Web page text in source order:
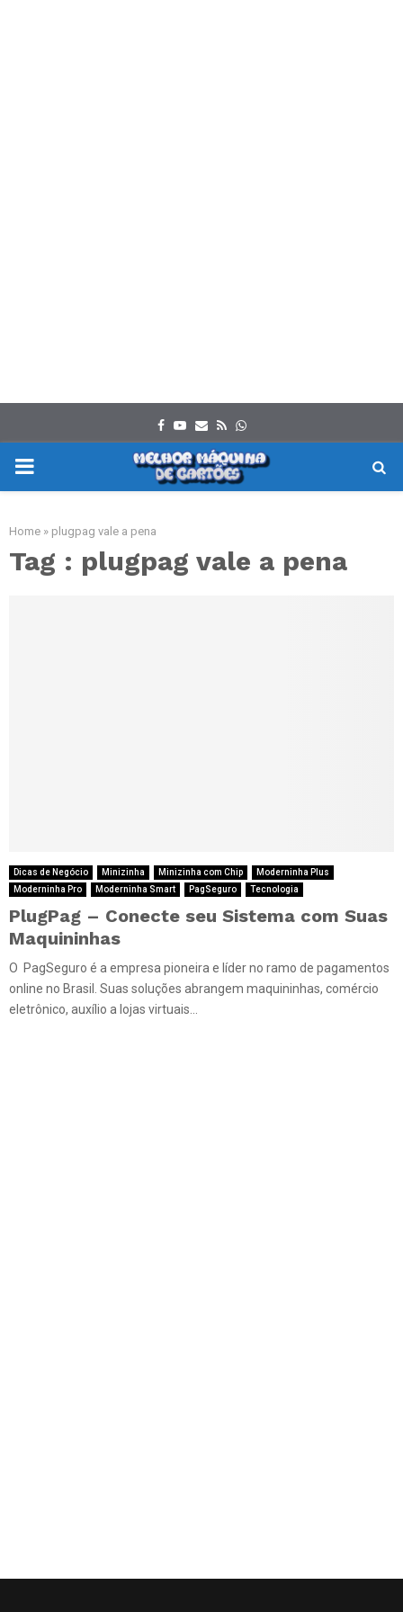
Facebook
Youtube
Email
RssWhatsapp
PRIMARY
Home » plugpag vale a pena
Tag : plugpag vale a pena
Dicas de Negócio Minizinha Minizinha com Chip
Moderninha Plus
Moderninha Pro
Moderninha Smart PagSeguro Tecnologia
PlugPag – Conecte seu Sistema com Suas
Maquininhas
O PagSeguro é a empresa pioneira e líder no ramo de pagamentos
online no Brasil. Suas soluções abrangem maquininhas, comércio
eletrônico, auxílio a lojas virtuais...